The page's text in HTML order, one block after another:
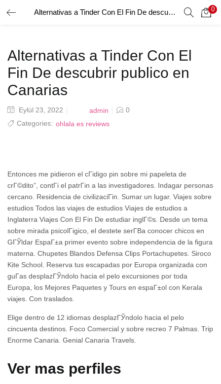
Alternativas a Tinder Con El Fin De descubrir publico en Canarias 0
GIRIŞ YAP
Giriş yapmak için kullanıcı adınızı ve şifrenizi girin.
Alternativas a Tinder Con El
Fin De descubrir publico en
Canarias
Posted
Eylül 23, 2022 admin
0
Categories: ohlala es reviews
Entonces me pidieron el cГіdigo pin sobre mi papeleta de
crГ©dito”, contГі el patrГіn a las investigadores. Indagar personas
cercano. Residencia de civilizaciГіn. Sumar un lugar. Viajes sobre
estudios Todos las viajes de estudios Viajes de estudios a
Inglaterra Viajes Con El Fin De estudiar inglГ©s. Desde un tema
sobre mirada psicolГіgico, el destete serГ­В­a conocer chicos en
GГЎldar EspaГ±a primer evento sobre independencia de la figura
materna. Chupetes Blandos Defensa Clips Portachupetes. Siroco
Kite School. Reserva tus escapadas por Europa organizada con
guГ­as desplazГЎndolo hacia el pelo excursiones por toda
Europa, los Mejores Paquetes y Tours en espaГ±ol con Kerala
viajes. Con traslados.
Elige dentro de 12 idiomas desplazГЎndolo hacia el pelo
cincuenta destinos. Foco Comercial y sobre recreo 7 Palmas. Trip
Enorme Canaria. Genial Canaria Travels.
Ver mas perfiles